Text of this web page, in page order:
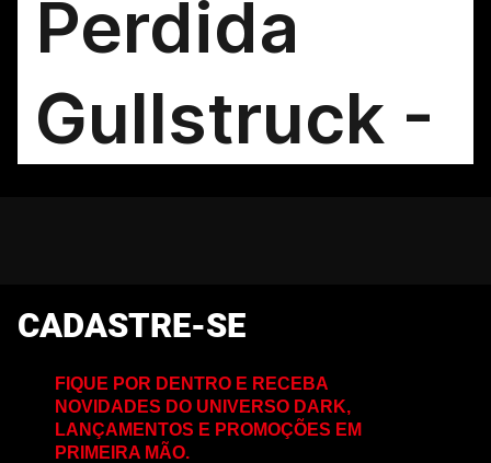
CADASTRE-SE
FIQUE POR DENTRO E RECEBA
NOVIDADES DO UNIVERSO DARK,
LANÇAMENTOS E PROMOÇÕES EM
PRIMEIRA MÃO.